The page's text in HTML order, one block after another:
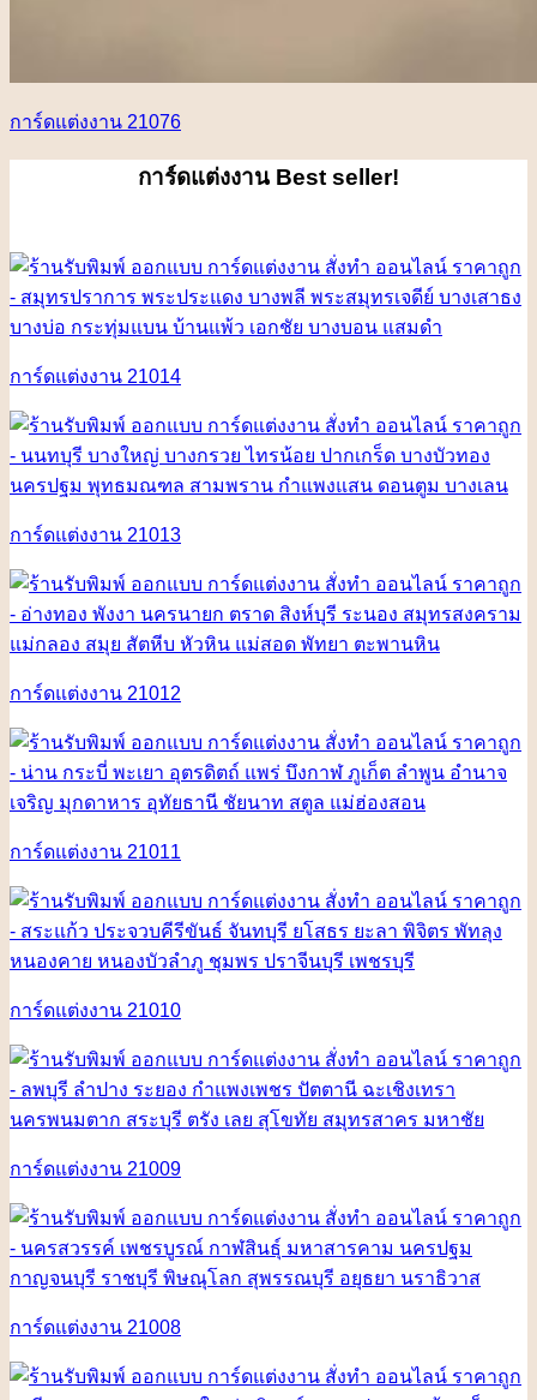
การ์ดแต่งงาน 21076
การ์ดแต่งงาน Best seller!
การ์ดแต่งงาน 21014
การ์ดแต่งงาน 21013
การ์ดแต่งงาน 21012
การ์ดแต่งงาน 21011
การ์ดแต่งงาน 21010
การ์ดแต่งงาน 21009
การ์ดแต่งงาน 21008